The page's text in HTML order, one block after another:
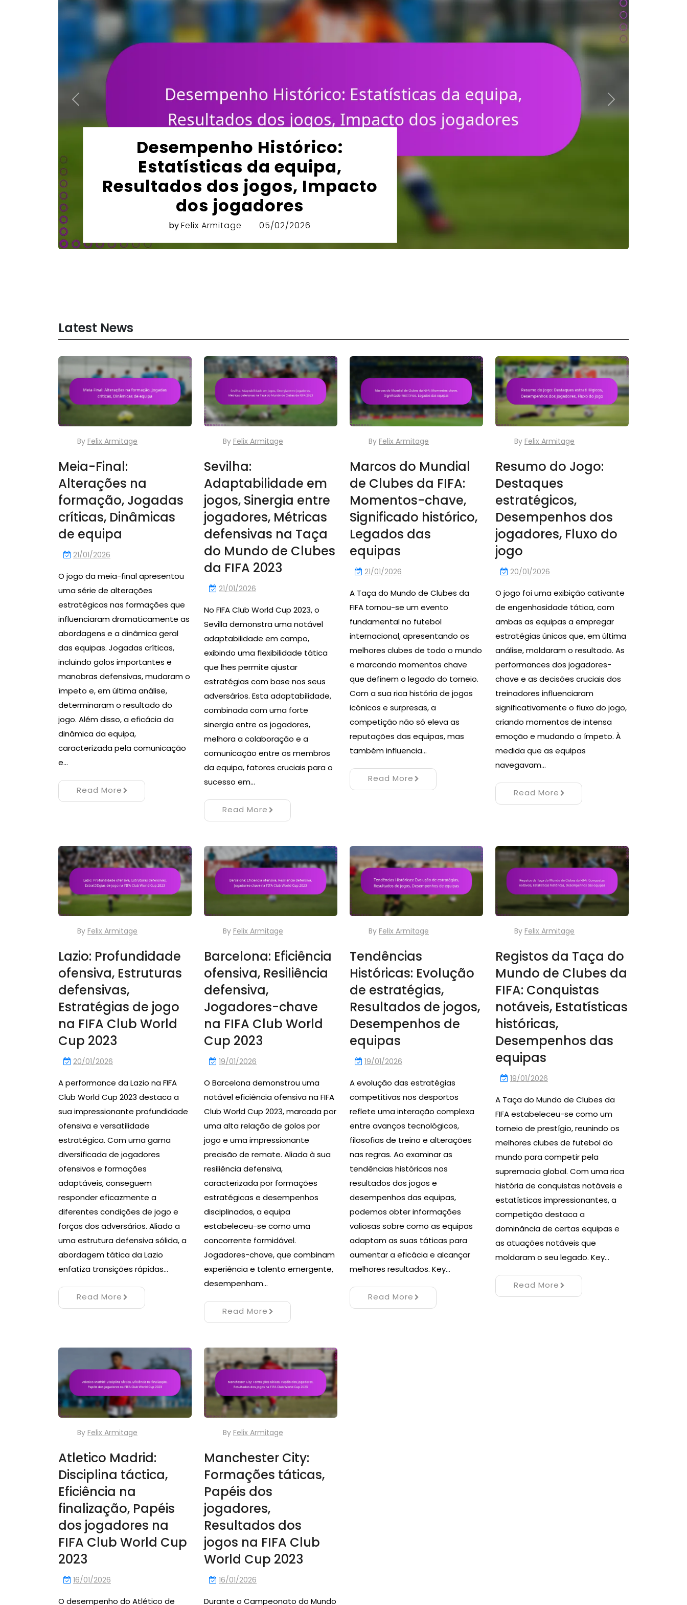
Inter de Milão: Resiliência em
jogo, Padrões de golos,
Confrontos chave na Taça do
Mundo de Clubes da FIFA 2023
byFelix Armitage 05/02/2026
Latest News
By Felix Armitage
Meia-Final:
Alterações na
formação, Jogadas
críticas, Dinâmicas
de equipa
21/01/2026
O jogo da meia-final apresentou
uma série de alterações
estratégicas nas formações que
influenciaram dramaticamente as
abordagens e a dinâmica geral
das equipas. Jogadas críticas,
incluindo golos importantes e
manobras defensivas, mudaram o
ímpeto e, em última análise,
determinaram o resultado do
jogo. Além disso, a eficácia da
dinâmica da equipa,
caracterizada pela comunicação
e…
Read More
By Felix Armitage
Sevilha:
Adaptabilidade em
jogos, Sinergia entre
jogadores, Métricas
defensivas na Taça
do Mundo de Clubes
da FIFA 2023
21/01/2026
No FIFA Club World Cup 2023, o
Sevilla demonstra uma notável
adaptabilidade em campo,
exibindo uma flexibilidade tática
que lhes permite ajustar
estratégias com base nos seus
adversários. Esta adaptabilidade,
combinada com uma forte
sinergia entre os jogadores,
melhora a colaboração e a
comunicação entre os membros
da equipa, fatores cruciais para o
sucesso em…
Read More
By Felix Armitage
Marcos do Mundial
de Clubes da FIFA:
Momentos-chave,
Significado histórico,
Legados das
equipas
21/01/2026
A Taça do Mundo de Clubes da
FIFA tornou-se um evento
fundamental no futebol
internacional, apresentando os
melhores clubes de todo o mundo
e marcando momentos chave
que definem o legado do torneio.
Com a sua rica história de jogos
icónicos e surpresas, a
competição não só eleva as
reputações das equipas, mas
também influencia…
Read More
By Felix Armitage
Resumo do Jogo:
Destaques
estratégicos,
Desempenhos dos
jogadores, Fluxo do
jogo
20/01/2026
O jogo foi uma exibição cativante
de engenhosidade tática, com
ambas as equipas a empregar
estratégias únicas que, em última
análise, moldaram o resultado. As
performances dos jogadores-
chave e as decisões cruciais dos
treinadores influenciaram
significativamente o fluxo do jogo,
criando momentos de intensa
emoção e mudando o ímpeto. À
medida que as equipas
navegavam…
Read More
By Felix Armitage
Lazio: Profundidade
ofensiva, Estruturas
defensivas,
Estratégias de jogo
na FIFA Club World
Cup 2023
20/01/2026
A performance da Lazio na FIFA
Club World Cup 2023 destaca a
sua impressionante profundidade
ofensiva e versatilidade
estratégica. Com uma gama
diversificada de jogadores
ofensivos e formações
adaptáveis, conseguem
responder eficazmente a
diferentes condições de jogo e
forças dos adversários. Aliado a
uma estrutura defensiva sólida, a
abordagem tática da Lazio
enfatiza transições rápidas…
Read More
By Felix Armitage
Barcelona: Eficiência
ofensiva, Resiliência
defensiva,
Jogadores-chave
na FIFA Club World
Cup 2023
19/01/2026
O Barcelona demonstrou uma
notável eficiência ofensiva na FIFA
Club World Cup 2023, marcada por
uma alta relação de golos por
jogo e uma impressionante
precisão de remate. Aliada à sua
resiliência defensiva,
caracterizada por formações
estratégicas e desempenhos
disciplinados, a equipa
estabeleceu-se como uma
concorrente formidável.
Jogadores-chave, que combinam
experiência e talento emergente,
desempenham…
Read More
By Felix Armitage
Tendências
Históricas: Evolução
de estratégias,
Resultados de jogos,
Desempenhos de
equipas
19/01/2026
A evolução das estratégias
competitivas nos desportos
reflete uma interação complexa
entre avanços tecnológicos,
filosofias de treino e alterações
nas regras. Ao examinar as
tendências históricas nos
resultados dos jogos e
desempenhos das equipas,
podemos obter informações
valiosas sobre como as equipas
adaptam as suas táticas para
aumentar a eficácia e alcançar
melhores resultados. Key…
Read More
By Felix Armitage
Registos da Taça do
Mundo de Clubes da
FIFA: Conquistas
notáveis, Estatísticas
históricas,
Desempenhos das
equipas
19/01/2026
A Taça do Mundo de Clubes da
FIFA estabeleceu-se como um
torneio de prestígio, reunindo os
melhores clubes de futebol do
mundo para competir pela
supremacia global. Com uma rica
história de conquistas notáveis e
estatísticas impressionantes, a
competição destaca a
dominância de certas equipas e
as atuações notáveis que
moldaram o seu legado. Key…
Read More
By Felix Armitage
Atletico Madrid:
Disciplina táctica,
Eficiência na
finalização, Papéis
dos jogadores na
FIFA Club World Cup
2023
16/01/2026
O desempenho do Atlético de
By Felix Armitage
Manchester City:
Formações táticas,
Papéis dos
jogadores,
Resultados dos
jogos na FIFA Club
World Cup 2023
16/01/2026
Durante o Campeonato do Mundo